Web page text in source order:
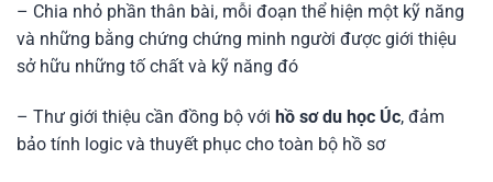
– Chia nhỏ phần thân bài, mỗi đoạn thể hiện một kỹ năng
và những bằng chứng chứng minh người được giới thiệu
sở hữu những tố chất và kỹ năng đó
– Thư giới thiệu cần đồng bộ với hồ sơ du học Úc, đảm
bảo tính logic và thuyết phục cho toàn bộ hồ sơ